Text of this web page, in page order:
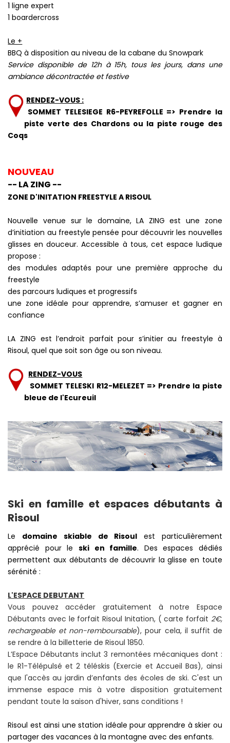
1 ligne expert
1 boardercross
Le +
BBQ à disposition au niveau de la cabane du Snowpark
Service disponible de 12h à 15h, tous les jours, dans une
ambiance décontractée et festive
RENDEZ-VOUS :
SOMMET TELESIEGE R6-PEYREFOLLE => Prendre la
piste verte des Chardons ou la piste rouge des
Coqs
NOUVEAU
-- LA ZING --
ZONE D'INITATION FREESTYLE A RISOUL
Nouvelle venue sur le domaine, LA ZING est une zone
d’initiation au freestyle pensée pour découvrir les nouvelles
glisses en douceur. Accessible à tous, cet espace ludique
propose :
des modules adaptés pour une première approche du
freestyle
des parcours ludiques et progressifs
une zone idéale pour apprendre, s’amuser et gagner en
confiance
LA ZING est l’endroit parfait pour s’initier au freestyle à
Risoul, quel que soit son âge ou son niveau.
RENDEZ-VOUS
SOMMET TELESKI R12-MELEZET => Prendre la piste
bleue de l'Ecureuil
Ski en famille et espaces débutants à
Risoul
Le domaine skiable de Risoul est particulièrement
apprécié pour le ski en famille. Des espaces dédiés
permettent aux débutants de découvrir la glisse en toute
sérénité :
L'ESPACE DEBUTANT
Vous pouvez accéder gratuitement à notre Espace
Débutants avec le forfait Risoul Initation, ( carte forfait 2€,
rechargeable et non-remboursable), pour cela, il suffit de
se rendre à la billetterie de Risoul 1850.
L’Espace Débutants inclut 3 remontées mécaniques dont :
le R1-Télépulsé et 2 téléskis (Exercie et Accueil Bas), ainsi
que l'accès au jardin d’enfants des écoles de ski. C'est un
immense espace mis à votre disposition gratuitement
pendant toute la saison d'hiver, sans conditions !
Risoul est ainsi une station idéale pour apprendre à skier ou
partager des vacances à la montagne avec des enfants.